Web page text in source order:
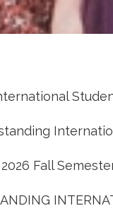
Fall